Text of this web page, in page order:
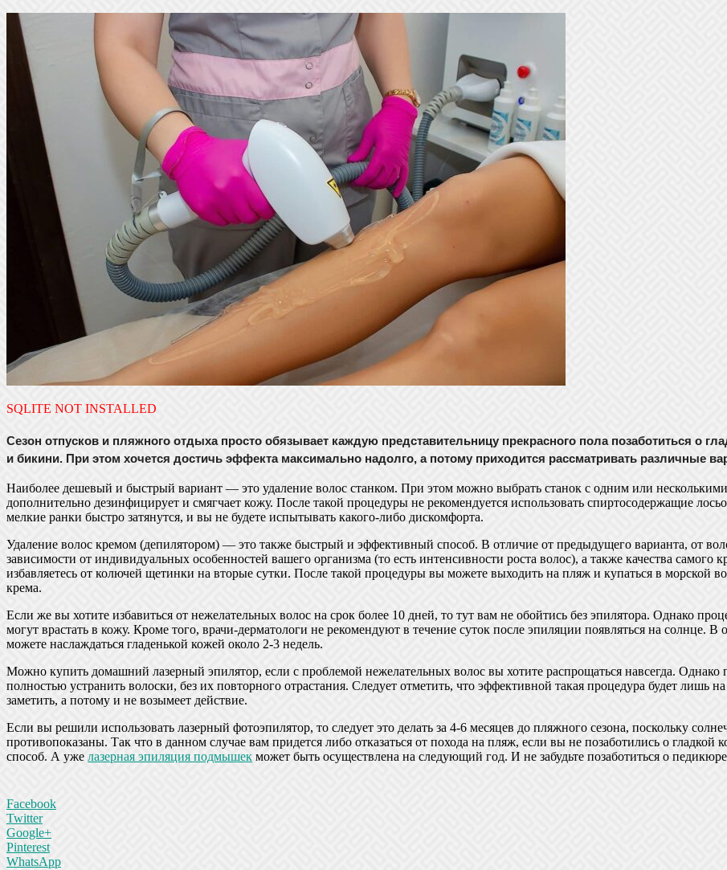
SQLITE NOT INSTALLED
Сезон отпусков и пляжного отдыха просто обязывает каждую представительницу прекрасного пола позаботиться о
и бикини. При этом хочется достичь эффекта максимально надолго, а потому приходится рассматривать различные
Наиболее дешевый и быстрый вариант — это удаление волос станком. При этом можно выбрать станок с одним или
дополнительно дезинфицирует и смягчает кожу. После такой процедуры не рекомендуется использовать спиртосодержащие
мелкие ранки быстро затянутся, и вы не будете испытывать какого-либо дискомфорта.
Удаление волос кремом (депилятором) — это также быстрый и эффективный способ. В отличие от предыдущего варианта, от
зависимости от индивидуальных особенностей вашего организма (то есть интенсивности роста волос), а также качества самого
избавляетесь от колючей щетинки на вторые сутки. После такой процедуры вы можете выходить на пляж и купаться в морской
крема.
Если же вы хотите избавиться от нежелательных волос на срок более 10 дней, то тут вам не обойтись без эпилятора. Однако
могут врастать в кожу. Кроме того, врачи-дерматологи не рекомендуют в течение суток после эпиляции появляться на
можете наслаждаться гладенькой кожей около 2-3 недель.
Можно купить домашний лазерный эпилятор, если с проблемой нежелательных волос вы хотите распрощаться навсегда. Однако
полностью устранить волоски, без их повторного отрастания. Следует отметить, что эффективной такая процедура будет лишь
заметить, а потому и не возымеет действие.
Если вы решили использовать лазерный фотоэпилятор, то следует это делать за 4-6 месяцев до пляжного сезона, поскольку
противопоказаны. Так что в данном случае вам придется либо отказаться от похода на пляж, если вы не позаботились о гладкой
способ. А уже лазерная эпиляция подмышек может быть осуществлена на следующий год. И не забудьте позаботиться о
Facebook
Twitter
Google+
Pinterest
WhatsApp